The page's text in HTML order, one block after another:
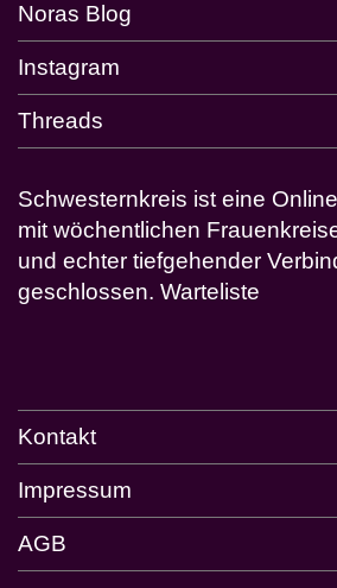
Noras Blog
Instagram
Threads
Schwesternkreis ist eine
mit wöchentlichen
und echter tiefgehender
geschlossen. Warteliste
Kontakt
Impressum
AGB